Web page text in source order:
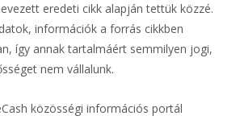
eredeti cikk alapján tettük közzé.
információk a forrás cikkben
így annak tartalmáért semmilyen jogi,
nem vállalunk.
közösségi információs portál